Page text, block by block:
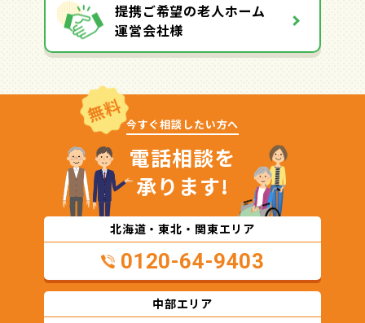
提携ご希望の老人ホーム
運営会社様
無料 今すぐ相談したい方へ
電話相談を
承ります!
北海道・東北・関東エリア
0120-64-9403
中部エリア